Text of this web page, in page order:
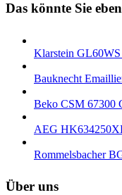
Das könnte Sie
Klarstein GL60WS
Bauknecht
Beko CSM 67300
AEG
Rommelsbacher
Über uns